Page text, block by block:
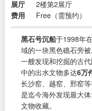
展厅
2楼第2展厅
费用
Free（需预约）
黑石号沉船于1998年
域的一块黑色礁石旁
一艘发现和挖掘的古
中的出水文物多达6万
长沙窑、越窑、邢窑
是迄今海外发现最大
文物收藏。